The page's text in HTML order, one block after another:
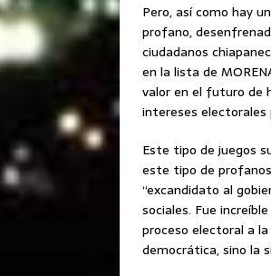
Pero, así como hay
profano,
ciudadanos
en la lista de
valor en el futuro de
intereses electorales
Este tipo de juegos
este tipo de
“excandidato al
sociales. Fue
proceso electoral a
democrática, sino la